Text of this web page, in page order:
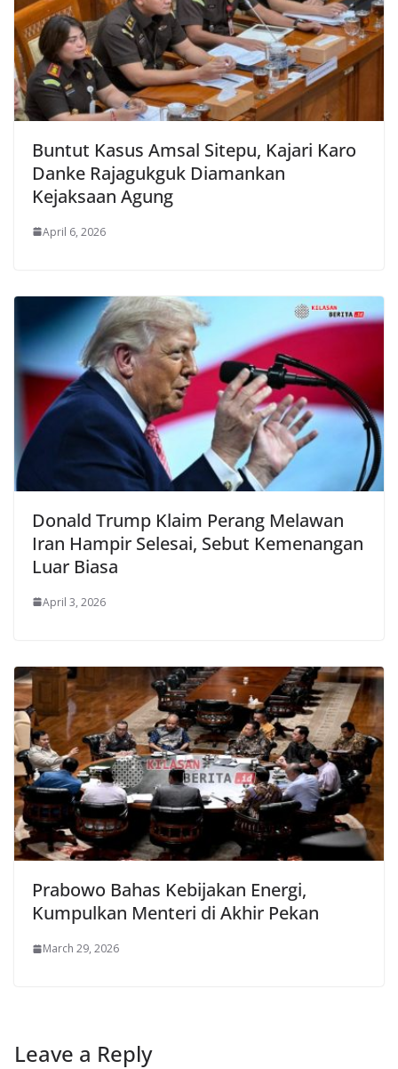
Buntut Kasus Amsal Sitepu, Kajari Karo
Danke Rajagukguk Diamankan
Kejaksaan Agung
April 6, 2026
Donald Trump Klaim Perang Melawan
Iran Hampir Selesai, Sebut Kemenangan
Luar Biasa
April 3, 2026
Prabowo Bahas Kebijakan Energi,
Kumpulkan Menteri di Akhir Pekan
March 29, 2026
Leave a Reply